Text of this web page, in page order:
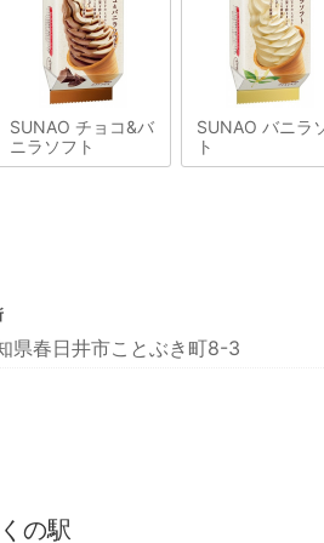
SUNAO チョコ&バ
ニラソフト
SUNAO バニラ
ト
県春日井市ことぶき町8-3
の駅